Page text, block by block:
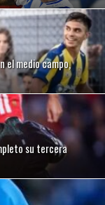
el medio campo,
su tercera